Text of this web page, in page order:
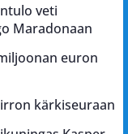
veti
Maradonaan
euron
kärkiseuraan